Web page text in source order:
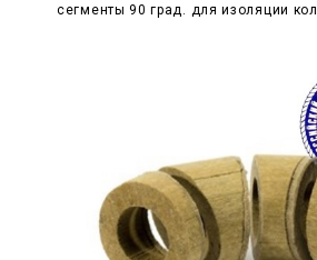
сегменты 90 град. для изоляции